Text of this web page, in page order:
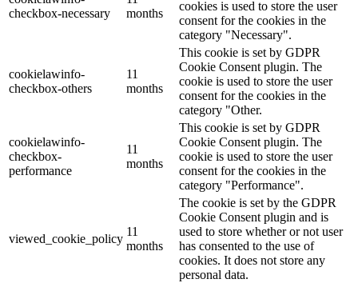
checkbox-necessary
months
cookies is used to store the user
consent for the cookies in the
category "Necessary".
cookielawinfo-
checkbox-others
11
months
This cookie is set by GDPR
Cookie Consent plugin. The
cookie is used to store the user
consent for the cookies in the
category "Other.
cookielawinfo-
checkbox-
performance
11
months
This cookie is set by GDPR
Cookie Consent plugin. The
cookie is used to store the user
consent for the cookies in the
category "Performance".
viewed_cookie_policy
11
months
The cookie is set by the GDPR
Cookie Consent plugin and is
used to store whether or not user
has consented to the use of
cookies. It does not store any
personal data.